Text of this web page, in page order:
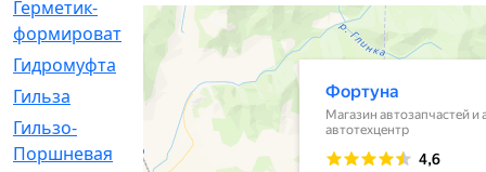
Герметик-
формирователь
[3]
Гидромуфта
Гильза
[56]
Гильзо-
Поршневая
[13]